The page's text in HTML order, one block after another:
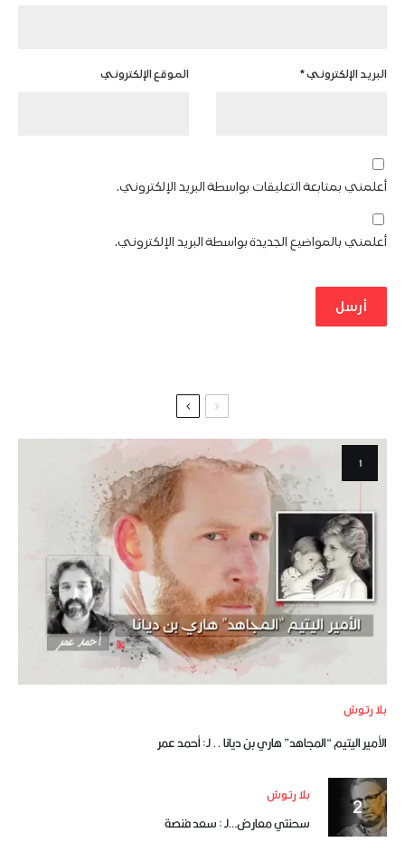
البريد الإلكتروني* الموقع الإلكتروني
أعلمني بمتابعة التعليقات بواسطة البريد الإلكتروني.
أعلمني بالمواضيع الجديدة بواسطة البريد الإلكتروني.
بلا رتوش
الأمير اليتيم “المجاهد” هاري بن ديانا .. لـ: أحمد عمر
بلا رتوش
سحنتي معارض…لـ : سعد فنصة